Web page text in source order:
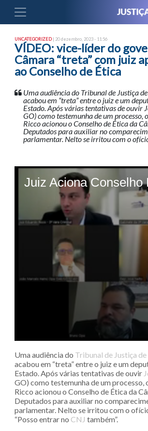
UNCATEGORIZED| 20 dezembro, 2023 - 11:56
VÍDEO: vice-líder do
Câmara “treta” com juiz
ao Conselho de Ética
Uma audiência do Tribunal de Justiça
acabou em “treta” entre o juiz e um
Estado. Após várias tentativas de ouvir
GO) como testemunha de um processo,
Ricco acionou o Conselho de Ética da
Deputados para auxiliar no
parlamentar. Nelto se irritou com o
Uma audiência do Tribunal de Justiça de
acabou em “treta” entre o juiz e um
Estado. Após várias tentativas de ouvir
GO) como testemunha de um processo,
Ricco acionou o Conselho de Ética da
Deputados para auxiliar no
parlamentar. Nelto se irritou com o
“Posso entrar no CNJ também”.